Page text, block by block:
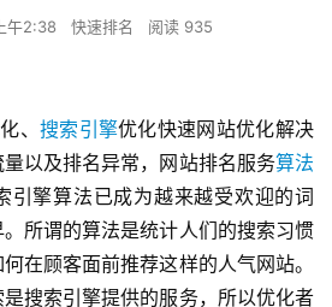
午2:38 快速排名 阅读 935
、 搜索引擎优化快速网站优化解决
以及排名异常，网站排名服务算法
引擎算法已成为越来越受欢迎的词
所谓的算法是统计人们的搜索习惯
在顾客面前推荐这样的人气网站。
搜索引擎提供的服务，所以优化者